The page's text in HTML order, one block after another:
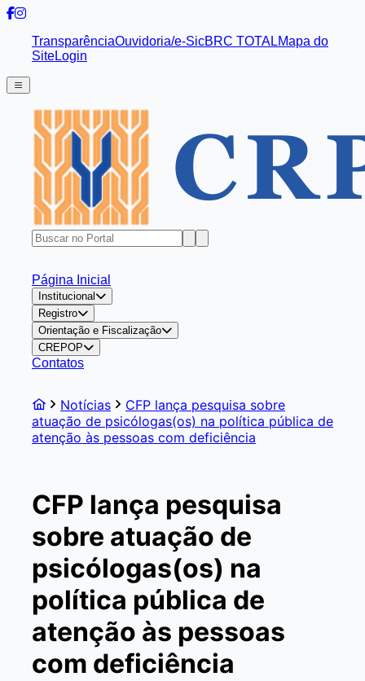
TransparênciaOuvidoria/e-SicBRC TOTALMapa do
SiteLogin
Página Inicial
Institucional
Registro
Orientação e Fiscalização
CREPOP
Contatos
Notícias
CFP lança pesquisa sobre
atuação de psicólogas(os) na política pública de
atenção às pessoas com deficiência
CFP lança pesquisa
sobre atuação de
psicólogas(os) na
política pública de
atenção às pessoas
com deficiência